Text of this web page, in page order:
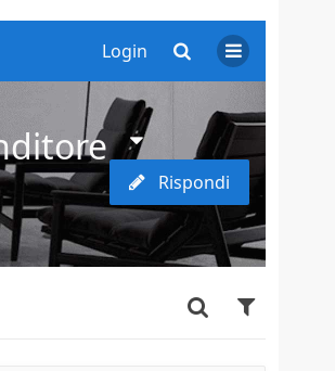
Login
Rispondi